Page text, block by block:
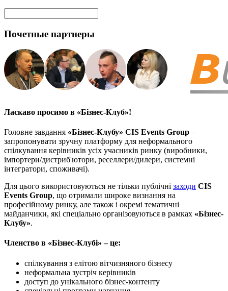
Почетные партнеры
Ласкаво просимо в «Бізнес-Клуб»!
Головне завдання «Бізнес-Клубу» CIS Events Group –
запропонувати зручну платформу для неформального
спілкування керівників усіх учасників ринку (виробники,
імпортери/дистриб'ютори, реселлери/дилери, системні
інтегратори, споживачі).
Для цього використовуються не тільки публічні заходи CIS
Events Group, що отримали широке визнання на
професійному ринку, але також і окремі тематичні
майданчики, які спеціально організовуються в рамках «Бізнес-
Клубу».
Членство в «Бізнес-Клубі» – це:
спілкування з елітою вітчизняного бізнесу
неформальна зустріч керівників
доступ до унікального бізнес-контенту